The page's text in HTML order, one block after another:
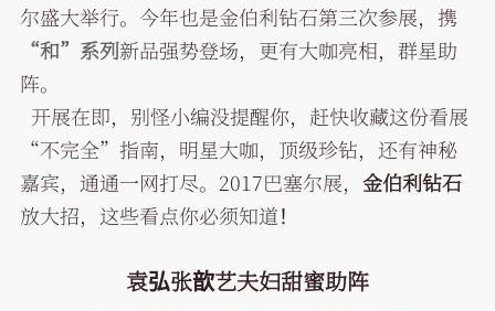
尔盛大举行。今年也是金伯利钻石第三次参展，携
“和”系列新品强势登场，更有大咖亮相，群星助
阵。
开展在即，别怪小编没提醒你，赶快收藏这份看展
“不完全”指南，明星大咖，顶级珍钻，还有神秘
嘉宾，通通一网打尽。2017巴塞尔展， 金伯利钻石
放大招，这些看点你必须知道！
袁弘张歆艺夫妇甜蜜助阵